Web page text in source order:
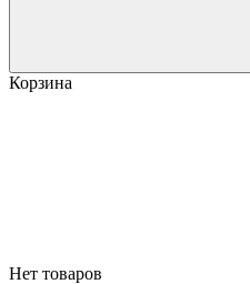
Корзина
Нет товаров